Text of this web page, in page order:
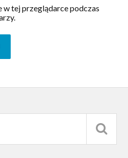
w tej przeglądarce podczas